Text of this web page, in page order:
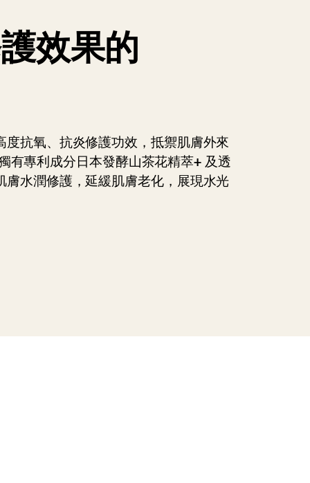
效果的
度抗氧、抗炎修護功效，抵禦肌膚外來
有專利成分日本發酵山茶花精萃+ 及透
膚水潤修護，延緩肌膚老化，展現水光